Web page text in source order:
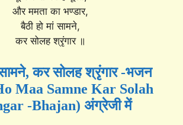
और ममता का भण्डार,
बैठी हो मां सामने,
कर सोलह श्रृंगार ॥
सामने, कर सोलह श्रृंगार -भजन
Maa Samne Kar Solah
-Bhajan) अंग्रेजी में